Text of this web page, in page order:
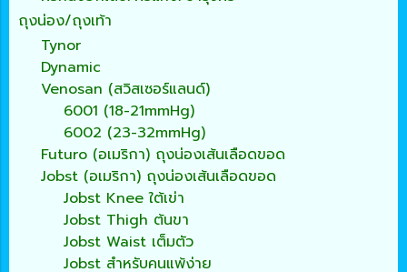
ถุงน่อง/ถุงเท้า
Tynor
Dynamic
Venosan (สวิสเซอร์แลนด์)
6001 (18-21mmHg)
6002 (23-32mmHg)
Futuro (อเมริกา) ถุงน่องเส้นเลือดขอด
Jobst (อเมริกา) ถุงน่องเส้นเลือดขอด
Jobst Knee ใต้เข่า
Jobst Thigh ต้นขา
Jobst Waist เต็มตัว
Jobst สำหรับคนแพ้ง่าย